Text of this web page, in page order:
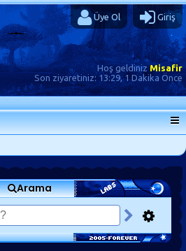
Üye Ol Giriş
Hoş geldinizMisafir
Son ziyaretiniz: 13:29, 1 Dakika Önce
Arama